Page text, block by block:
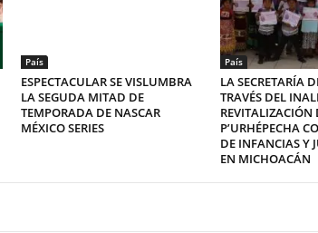
País
ESPECTACULAR SE VISLUMBRA
LA SEGUDA MITAD DE
TEMPORADA DE NASCAR
MÉXICO SERIES
País
LA SECRETARÍA
TRAVÉS DEL
REVITALIZACIÓN
P’URHÉPECHA
DE INFANCIAS Y
EN MICHOACÁN